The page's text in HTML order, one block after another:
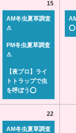
15
AM冬虫夏草調査
⚠
PM冬虫夏草調査
⚠
【夜プロ】ライ
トトラップで虫
を呼ぼう⭕
⭕
22
AM冬虫夏草調査